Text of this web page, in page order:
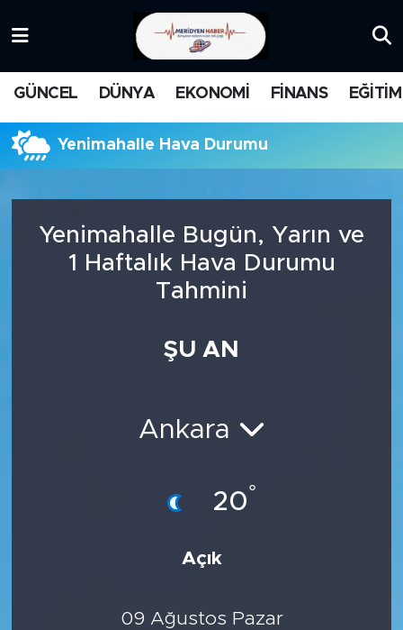
GÜNCEL DÜNYA EKONOMİ FİNANS EĞİTİM
Yenimahalle Hava Durumu
Yenimahalle Bugün, Yarın ve
1 Haftalık Hava Durumu
Tahmini
ŞU AN
Ankara
20°
Açık
09 Ağustos Pazar
FİNANS
BİLİM-TEKNOLOJİ
Süper Lig Puan Durumu ve Fikstür
Tüm Manşetler
Son Dakika Haberleri